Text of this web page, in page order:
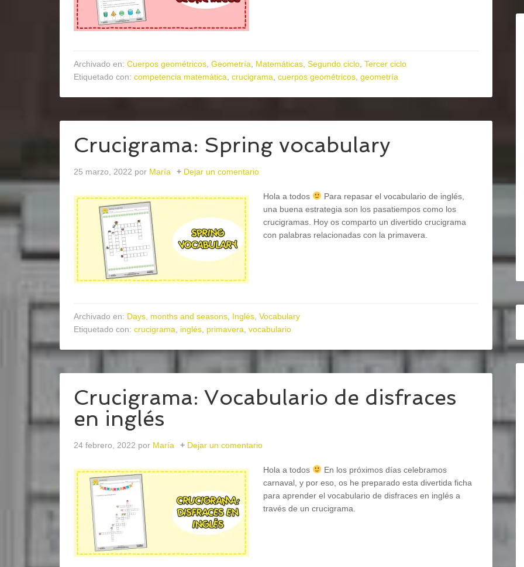
Archivado en: Cuerpos geométricos Geometría Matemáticas Segundo ciclo Tercer ciclo
Etiquetado con: competencia matemática crucigrama cuerpos geométricos geometría
Crucigrama: Spring vocabulary
25 marzo, 2022 por María Dejar un comentario
Hola a todos
Para repasar el vocabulario de inglés,
una buena estrategia son los pasatiempos como los
crucigramas. Hoy os comparto un divertido crucigrama
con palabras relacionadas con la primavera.
Archivado en: Days, months and seasons Inglés Vocabulary
Etiquetado con: crucigrama inglés primavera vocabulario
Crucigrama: Vocabulario de disfraces
en inglés
24 febrero, 2022 por María Dejar un comentario
Hola a todos
En los próximos días celebramos
carnaval, y por eso, os he preparado esta divertida ficha
para aprender el vocabulario de disfraces en inglés a
través de un crucigrama.